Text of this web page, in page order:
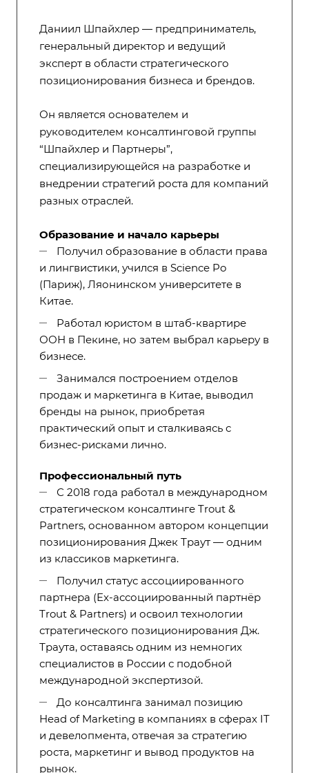
Даниил Шпайхлер — предприниматель,
генеральный директор и ведущий
эксперт в области стратегического
позиционирования бизнеса и брендов.
Он является основателем и
руководителем консалтинговой группы
“Шпайхлер и Партнеры”,
специализирующейся на разработке и
внедрении стратегий роста для компаний
разных отраслей.
Образование и начало карьеры
Получил образование в области права
и лингвистики, учился в Science Po
(Париж), Ляонинском университете в
Китае.
Работал юристом в штаб-квартире
ООН в Пекине, но затем выбрал карьеру в
бизнесе.
Занимался построением отделов
продаж и маркетинга в Китае, выводил
бренды на рынок, приобретая
практический опыт и сталкиваясь с
бизнес-рисками лично.
Профессиональный путь
С 2018 года работал в международном
стратегическом консалтинге Trout &
Partners, основанном автором концепции
позиционирования Джек Траут — одним
из классиков маркетинга.
Получил статус ассоциированного
партнера (Ex-ассоциированный партнёр
Trout & Partners) и освоил технологии
стратегического позиционирования Дж.
Траута, оставаясь одним из немногих
специалистов в России с подобной
международной экспертизой.
До консалтинга занимал позицию
Head of Marketing в компаниях в сферах IT
и девелопмента, отвечая за стратегию
роста, маркетинг и вывод продуктов на
рынок.